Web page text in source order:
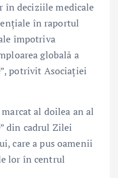
în deciziile medicale
în raportul
împotriva
globală a
potrivit Asociației
al doilea an al
din cadrul Zilei
care a pus oamenii
lor în centrul